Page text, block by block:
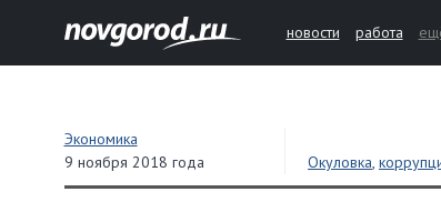
новости работа
Экономика
9 ноября 2018 года
Окуловка,